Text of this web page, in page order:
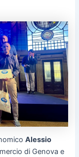
Alessio
di Genova e